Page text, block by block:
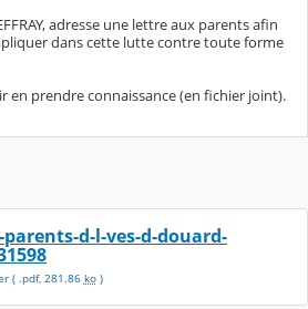
adresse une lettre aux parents afin
dans cette lutte contre toute forme
en prendre connaissance (en fichier joint).
d-l-ves-d-douard-
( .pdf, 281.86 ko)